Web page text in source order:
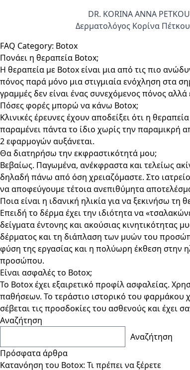
DR. KORINA ANNA PETKOU
Δερματολόγος Κορίνα Πέτκου
FAQ Category: Botox
Πονάει η θεραπεία Botox;
Η θεραπεία με Botox είναι μια από τις πιο
πόνος παρά μόνο μια στιγμιαία ενόχληση στα
γραμμές δεν είναι ένας συνεχόμενος πόνος αλλά
Πόσες φορές μπορώ να κάνω Botox;
Κλινικές έρευνες έχουν αποδείξει ότι η
παραμένει πάντα το ίδιο χωρίς την παραμικρή
2 εφαρμογών αυξάνεται.
Θα διατηρήσω την εκφραστικότητά μου;
Βεβαίως. Παγωμένα, ανέκφραστα και τελείως
δηλαδή πάνω από όση χρειαζόμαστε. Στο
να αποφεύγουμε τέτοια ανεπιθύμητα
Ποια είναι η ιδανική ηλικία για να ξεκινήσω τη
Επειδή το δέρμα έχει την ιδιότητα να
δείγματα έντονης και ακούσιας κινητικότητας
δέρματος και τη διάπλαση των μυών του
φύση της εργασίας και η πολύωρη έκθεση στην
προσώπου.
Είναι ασφαλές το Botox;
Το Botox έχει εξαιρετικό προφίλ ασφαλείας.
παθήσεων. Το τεράστιο ιστορικό του φαρμάκου
σέβεται τις προσδοκίες του ασθενούς και έχει
Αναζήτηση
Αναζήτηση
Πρόσφατα άρθρα
Κατανόηση του Botox: Τι πρέπει να ξέρετε